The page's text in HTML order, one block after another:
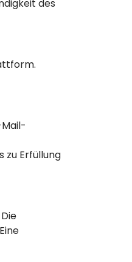
des
zu Erfüllung